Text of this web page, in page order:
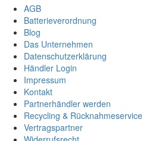
AGB
Batterieverordnung
Blog
Das Unternehmen
Datenschutzerklärung
Händler Login
Impressum
Kontakt
Partnerhändler werden
Recycling & Rücknahmeservice
Vertragspartner